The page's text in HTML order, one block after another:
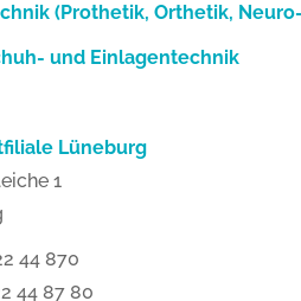
(Prothetik, Orthetik,
und Einlagentechnik
Lüneburg
1
44 870
44 87 80